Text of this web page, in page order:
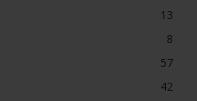
13
8
57
42